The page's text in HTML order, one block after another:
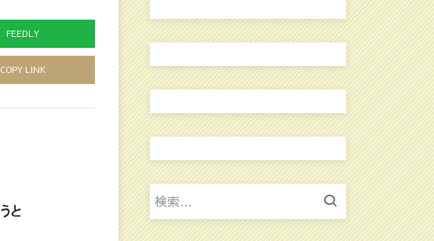
FEEDLY
COPY LINK
検
索: